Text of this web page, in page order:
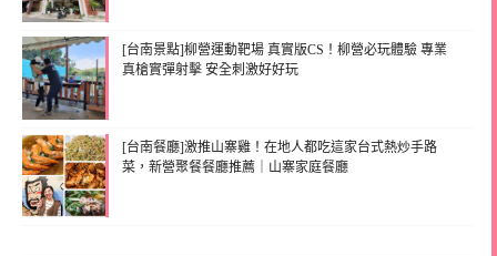
[台南景點]柳營運動靶場 真實版CS！柳營必玩體驗 專業
真槍實彈射擊 安全刺激好好玩
[台南餐廳]激推山寨雞！在地人都吃這家台式熱炒手路
菜，新營聚餐餐廳推薦｜山寨家庭餐廳